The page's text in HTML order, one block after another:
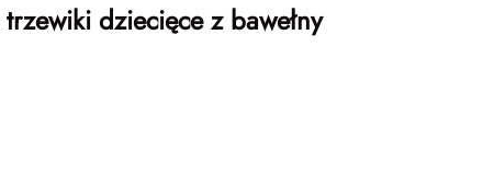
dziecięce z bawełny